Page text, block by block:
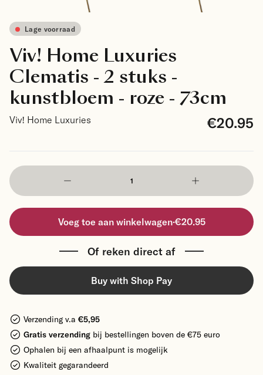
Lage voorraad
Viv! Home Luxuries
Clematis - 2 stuks -
kunstbloem - roze - 73cm
Viv! Home Luxuries €20.95
Voeg toe aan winkelwagen·€20.95
Of reken direct af
Buy with Shop Pay
Verzending v.a €5,95
Gratis verzending bij bestellingen boven de €75 euro
Ophalen bij een afhaalpunt is mogelijk
Kwaliteit gegarandeerd